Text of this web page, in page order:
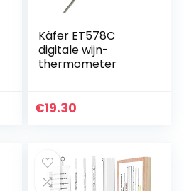
Käfer ET578C
digitale wijn-
thermometer
€19.30